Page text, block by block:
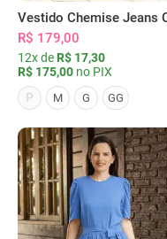
R$ 179,00
12x de R$ 17,30
R$ 175,00 no PIX
P
M G GG